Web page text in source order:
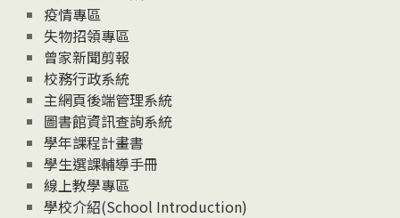
疫情專區
失物招領專區
曾家新聞剪報
校務行政系統
主網頁後端管理系統
圖書館資訊查詢系統
學年課程計畫書
學生選課輔導手冊
線上教學專區
學校介紹(School Introduction)